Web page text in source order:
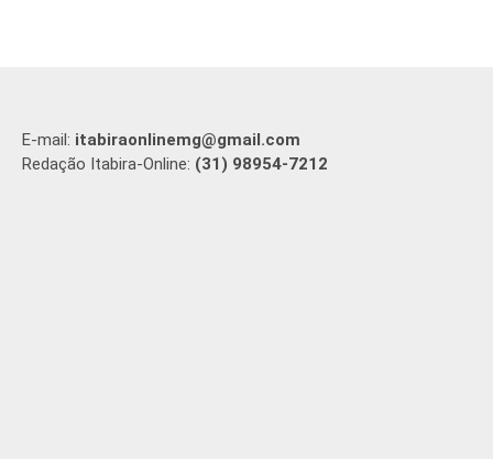
E-mail: itabiraonlinemg@gmail.com
Redação Itabira-Online: (31) 98954-7212